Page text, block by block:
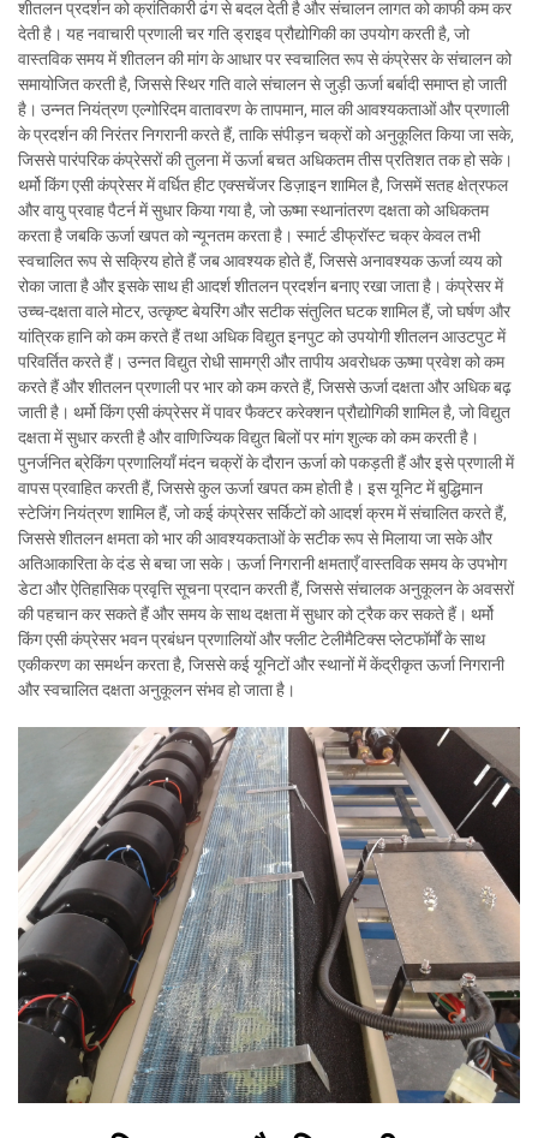
शीतलन प्रदर्शन को क्रांतिकारी ढंग से बदल देती है और संचालन लागत को काफी कम कर
देती है। यह नवाचारी प्रणाली चर गति ड्राइव प्रौद्योगिकी का उपयोग करती है, जो
वास्तविक समय में शीतलन की मांग के आधार पर स्वचालित रूप से कंप्रेसर के संचालन को
समायोजित करती है, जिससे स्थिर गति वाले संचालन से जुड़ी ऊर्जा बर्बादी समाप्त हो जाती
है। उन्नत नियंत्रण एल्गोरिदम वातावरण के तापमान, माल की आवश्यकताओं और प्रणाली
के प्रदर्शन की निरंतर निगरानी करते हैं, ताकि संपीड़न चक्रों को अनुकूलित किया जा सके,
जिससे पारंपरिक कंप्रेसरों की तुलना में ऊर्जा बचत अधिकतम तीस प्रतिशत तक हो सके।
थर्मो किंग एसी कंप्रेसर में वर्धित हीट एक्सचेंजर डिज़ाइन शामिल है, जिसमें सतह क्षेत्रफल
और वायु प्रवाह पैटर्न में सुधार किया गया है, जो ऊष्मा स्थानांतरण दक्षता को अधिकतम
करता है जबकि ऊर्जा खपत को न्यूनतम करता है। स्मार्ट डीफ्रॉस्ट चक्र केवल तभी
स्वचालित रूप से सक्रिय होते हैं जब आवश्यक होते हैं, जिससे अनावश्यक ऊर्जा व्यय को
रोका जाता है और इसके साथ ही आदर्श शीतलन प्रदर्शन बनाए रखा जाता है। कंप्रेसर में
उच्च-दक्षता वाले मोटर, उत्कृष्ट बेयरिंग और सटीक संतुलित घटक शामिल हैं, जो घर्षण और
यांत्रिक हानि को कम करते हैं तथा अधिक विद्युत इनपुट को उपयोगी शीतलन आउटपुट में
परिवर्तित करते हैं। उन्नत विद्युत रोधी सामग्री और तापीय अवरोधक ऊष्मा प्रवेश को कम
करते हैं और शीतलन प्रणाली पर भार को कम करते हैं, जिससे ऊर्जा दक्षता और अधिक बढ़
जाती है। थर्मो किंग एसी कंप्रेसर में पावर फैक्टर करेक्शन प्रौद्योगिकी शामिल है, जो विद्युत
दक्षता में सुधार करती है और वाणिज्यिक विद्युत बिलों पर मांग शुल्क को कम करती है।
पुनर्जनित ब्रेकिंग प्रणालियाँ मंदन चक्रों के दौरान ऊर्जा को पकड़ती हैं और इसे प्रणाली में
वापस प्रवाहित करती हैं, जिससे कुल ऊर्जा खपत कम होती है। इस यूनिट में बुद्धिमान
स्टेजिंग नियंत्रण शामिल हैं, जो कई कंप्रेसर सर्किटों को आदर्श क्रम में संचालित करते हैं,
जिससे शीतलन क्षमता को भार की आवश्यकताओं के सटीक रूप से मिलाया जा सके और
अतिआकारिता के दंड से बचा जा सके। ऊर्जा निगरानी क्षमताएँ वास्तविक समय के उपभोग
डेटा और ऐतिहासिक प्रवृत्ति सूचना प्रदान करती हैं, जिससे संचालक अनुकूलन के अवसरों
की पहचान कर सकते हैं और समय के साथ दक्षता में सुधार को ट्रैक कर सकते हैं। थर्मो
किंग एसी कंप्रेसर भवन प्रबंधन प्रणालियों और फ्लीट टेलीमैटिक्स प्लेटफॉर्मों के साथ
एकीकरण का समर्थन करता है, जिससे कई यूनिटों और स्थानों में केंद्रीकृत ऊर्जा निगरानी
और स्वचालित दक्षता अनुकूलन संभव हो जाता है।